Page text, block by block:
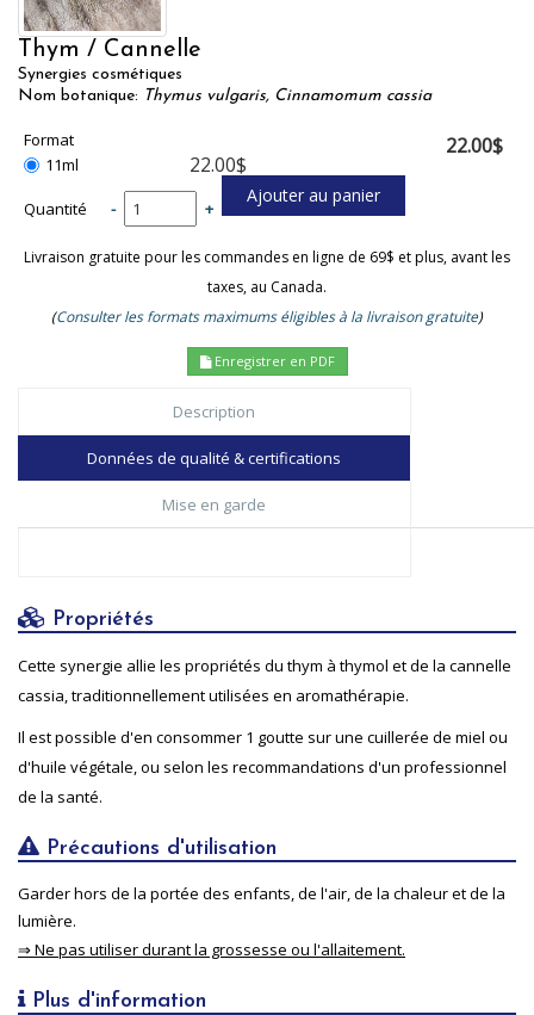
Thym / Cannelle
Synergies cosmétiques
Nom botanique: Thymus vulgaris, Cinnamomum cassia
Format
11ml
22.00$
Quantité - +
22.00$
Livraison gratuite pour les commandes en ligne de 69$ et plus, avant les
taxes, au Canada.
(Consulter les formats maximums éligibles à la livraison gratuite)
Enregistrer en PDF
Description
Données de qualité & certifications
Mise en garde
Propriétés
Cette synergie allie les propriétés du thym à thymol et de la cannelle
cassia, traditionnellement utilisées en aromathérapie.
Il est possible d'en consommer 1 goutte sur une cuillerée de miel ou
d'huile végétale, ou selon les recommandations d'un professionnel
de la santé.
Précautions d'utilisation
Garder hors de la portée des enfants, de l'air, de la chaleur et de la
lumière.
⇒ Ne pas utiliser durant la grossesse ou l'allaitement.
Plus d'information